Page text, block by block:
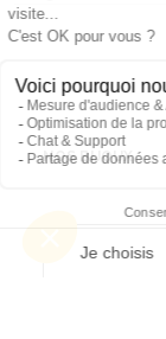
NOS BIJOUX